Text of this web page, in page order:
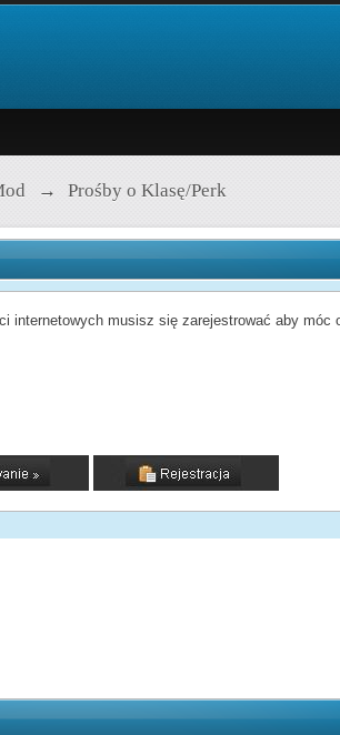
→ Prośby o Klasę/Perk
internetowych musisz się zarejestrować aby